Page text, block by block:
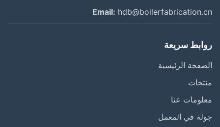
Email:
سريعة
الرئيسية
عنا
في المعمل